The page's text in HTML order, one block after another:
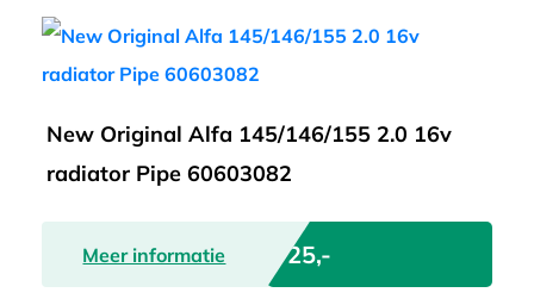
New Original Alfa 145/146/155 2.0 16v
radiator Pipe 60603082
Meer informatie € 25,-